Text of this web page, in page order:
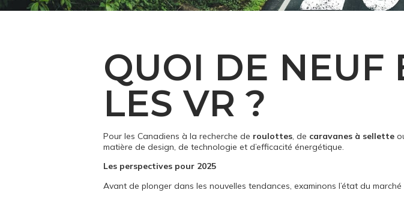
QUOI DE NEUF
LES VR ?
Pour les Canadiens à la recherche de roulottes, de caravanes à sellette
matière de design, de technologie et d’efficacité énergétique.
Les perspectives pour 2025
Avant de plonger dans les nouvelles tendances, examinons l’état du